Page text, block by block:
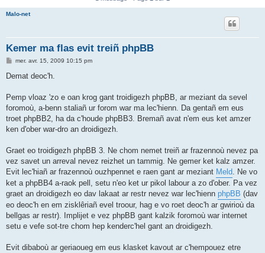
Malo-net
Kemer ma flas evit treiñ phpBB
M
s
g
mer. avr. 15, 2009 10:15 pm
Demat deoc'h.
Pemp vloaz 'zo e oan krog gant troidigezh phpBB, ar meziant da sevel
foromoù, a-benn staliañ ur forom war ma lec'hienn. Da gentañ em eus
troet phpBB2, ha da c'houde phpBB3. Bremañ avat n'em eus ket amzer
ken d'ober war-dro an droidigezh.
Graet eo troidigezh phpBB 3. Ne chom nemet treiñ ar frazennoù nevez pa
vez savet un arreval nevez reizhet un tammig. Ne gemer ket kalz amzer.
Evit lec'hiañ ar frazennoù ouzhpennet e raen gant ar meziant Meld. Ne vo
ket a phpBB4 a-raok pell, setu n'eo ket ur pikol labour a zo d'ober. Pa vez
graet an droidigezh eo dav lakaat ar restr nevez war lec'hienn phpBB (dav
eo deoc'h en em zisklêriañ evel troour, hag e vo roet deoc'h ar gwirioù da
bellgas ar restr). Implijet e vez phpBB gant kalzik foromoù war internet
setu e vefe sot-tre chom hep kenderc'hel gant an droidigezh.
Evit dibaboù ar geriaoueg em eus klasket kavout ar c'hempouez etre